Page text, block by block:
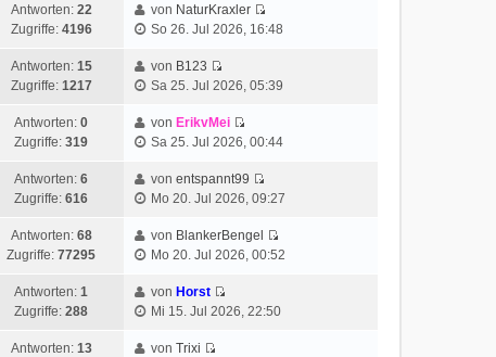
Antworten: 22
Zugriffe: 4196
von NaturKraxler
So 26. Jul 2026, 16:48
Antworten: 15
Zugriffe: 1217
von B123
Sa 25. Jul 2026, 05:39
Antworten: 0
Zugriffe: 319
von ErikvMei
Sa 25. Jul 2026, 00:44
Antworten: 6
Zugriffe: 616
vonentspannt99
Mo 20. Jul 2026, 09:27
Antworten: 68
Zugriffe: 77295
von BlankerBengel
Mo 20. Jul 2026, 00:52
Antworten: 1
Zugriffe: 288
von Horst
Mi 15. Jul 2026, 22:50
Antworten: 13
vonTrixi